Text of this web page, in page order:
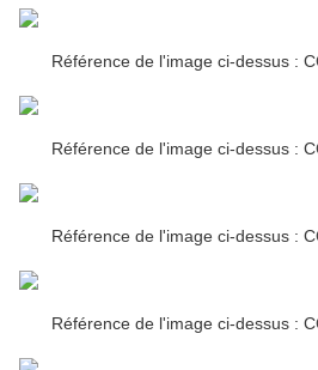
Référence de l'image ci-dessus :
Référence de l'image ci-dessus :
Référence de l'image ci-dessus :
Référence de l'image ci-dessus :